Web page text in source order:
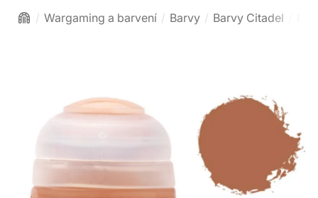
Wargaming a barvení Barvy Barvy Citadel